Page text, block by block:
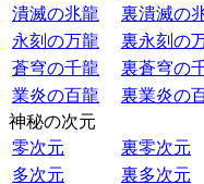
潰滅の兆龍
裏潰滅の
永刻の万龍
裏永刻の
蒼穹の千龍
裏蒼穹の
業炎の百龍
裏業炎の
神秘の次元
零次元
裏零次元
多次元
裏多次元